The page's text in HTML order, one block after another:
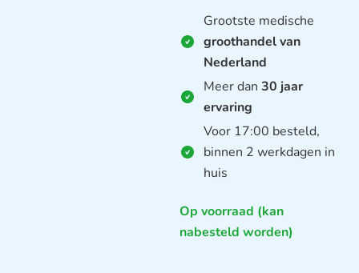
Grootste medische
groothandel van
Nederland
Meer dan 30 jaar
ervaring
Voor 17:00 besteld,
binnen 2 werkdagen in
huis
Op voorraad (kan
nabesteld worden)